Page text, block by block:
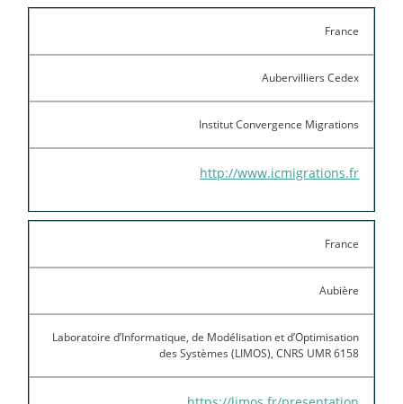
France
Aubervilliers Cedex
Institut Convergence Migrations
http://www.icmigrations.fr
France
Aubière
Laboratoire d’Informatique, de Modélisation et d’Optimisation
des Systèmes (LIMOS), CNRS UMR 6158